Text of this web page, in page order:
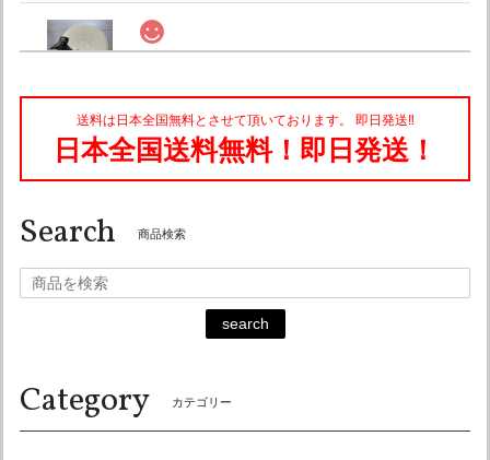
2026/07/13
とても早い、配送をして頂きありがとうございました。 商品
はもちろん満足で、また機会あれば利用したいと思います。
こちらこそ有難うございました。 また今後とも
宜しくお願い申し上げます♪
迅速な対応ありがとうございます。 また御機会がありました
送料は日本全国無料とさせて頂いております。 即日発送‼︎
日本全国送料無料！即日発送！
Search 商品検索
search
Category カテゴリー